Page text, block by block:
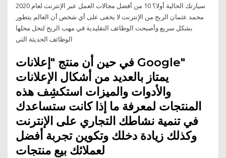
سيارتك الحالية أولا؟ 10 من أفضل مجالات العمل عبر الإنترنت لعام 2020
محمد عثمان الربح من الإنترنت لا يخفى على أي شخص أن العالم يتطور
بشكل سريع وأصبحت الوظائف التقليدية في مهب الريح لتحل محلها
الوظائف الحديثة التي
في حين أن منتج "إعلانات Google"
يمتاز بالعديد من أشكال الإعلانات
والأدوات والميزات استكشِف هذه
المنتجات لمعرفة ما إذا كانت ستساعدك
في تنمية نشاطك التجاري على الإنترنت
وكذلك زيادة دخلك وتكوين تجربة أفضل
لعملائك بيع منتجات